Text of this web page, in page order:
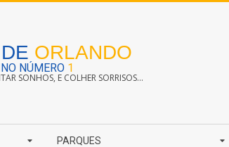
ORLANDO
NÚMERO 1
SONHOS, E COLHER SORRISOS...
PARQUES